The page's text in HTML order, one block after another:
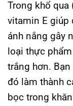
Trong khổ
vitamin E giúp
ánh nắng gây
loại thực
trắng hơn.
đó làm thành
bọc trong